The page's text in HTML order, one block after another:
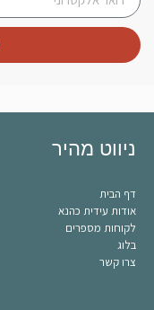
ניווט מהיר
דף הבית
אודות עידית כהנא
לקוחות מספרים
בלוג
צרו קשר